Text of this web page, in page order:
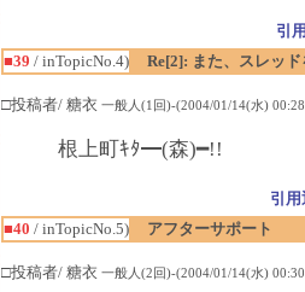
引
■39 / inTopicNo.4) Re[2]: また、スレッ
□投稿者/ 糖衣 一般人(1回)-(2004/01/14(水)
根上町ｷﾀ━(森)━!!
引
■40 / inTopicNo.5) アフターサポート
□投稿者/ 糖衣 一般人(2回)-(2004/01/14(水)